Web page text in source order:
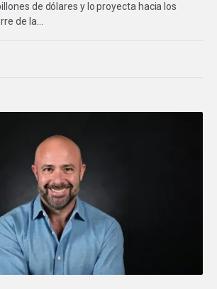
de dólares y lo proyecta hacia los
de la…